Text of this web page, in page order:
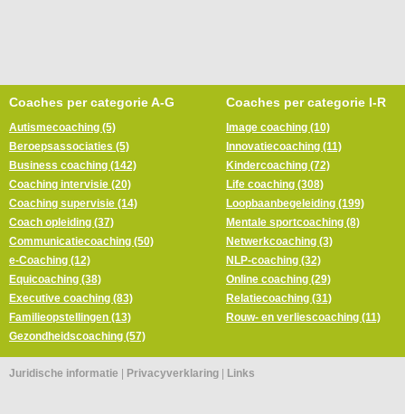
Coaches per categorie A-G
Autismecoaching (5)
Beroepsassociaties (5)
Business coaching (142)
Coaching intervisie (20)
Coaching supervisie (14)
Coach opleiding (37)
Communicatiecoaching (50)
e-Coaching (12)
Equicoaching (38)
Executive coaching (83)
Familieopstellingen (13)
Gezondheidscoaching (57)
Coaches per categorie I-R
Image coaching (10)
Innovatiecoaching (11)
Kindercoaching (72)
Life coaching (308)
Loopbaanbegeleiding (199)
Mentale sportcoaching (8)
Netwerkcoaching (3)
NLP-coaching (32)
Online coaching (29)
Relatiecoaching (31)
Rouw- en verliescoaching (11)
Juridische informatie Privacyverklaring Links